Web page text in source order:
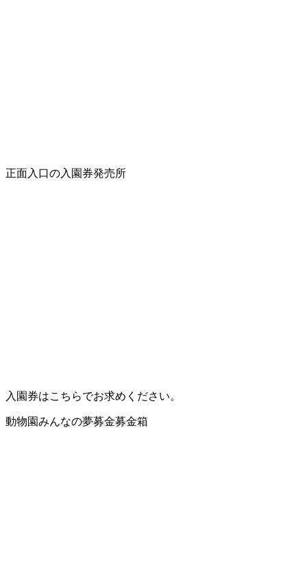
正面入口の入園券発売所
入園券はこちらでお求めください。
動物園みんなの夢募金募金箱